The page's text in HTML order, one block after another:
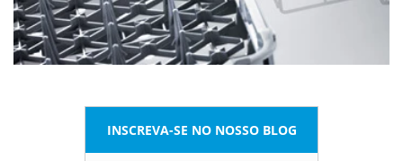
INSCREVA-SE NO NOSSO BLOG